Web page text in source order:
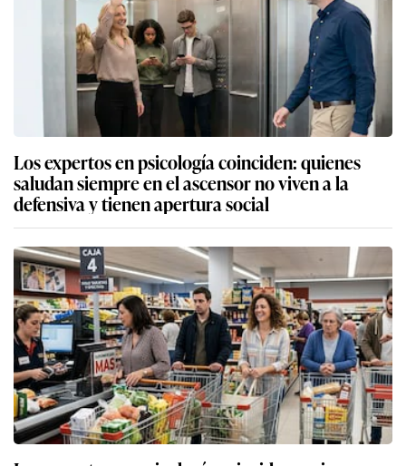
Los expertos en psicología coinciden: quienes
saludan siempre en el ascensor no viven a la
defensiva y tienen apertura social